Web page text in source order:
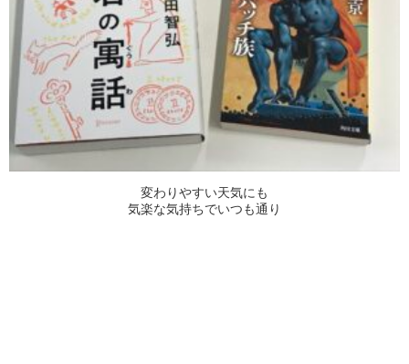
変わりやすい天気にも
気楽な気持ちでいつも通り